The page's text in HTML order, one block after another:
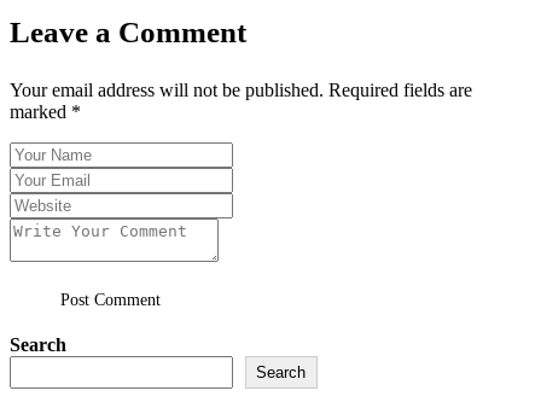
Leave a Comment
Your email address will not be published. Required fields are
marked *
Post Comment
Search
Search